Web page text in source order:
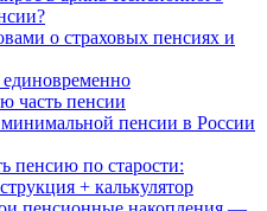
о страховых пенсиях и
часть пенсии
пенсии в России
пенсию по старости:
+ калькулятор